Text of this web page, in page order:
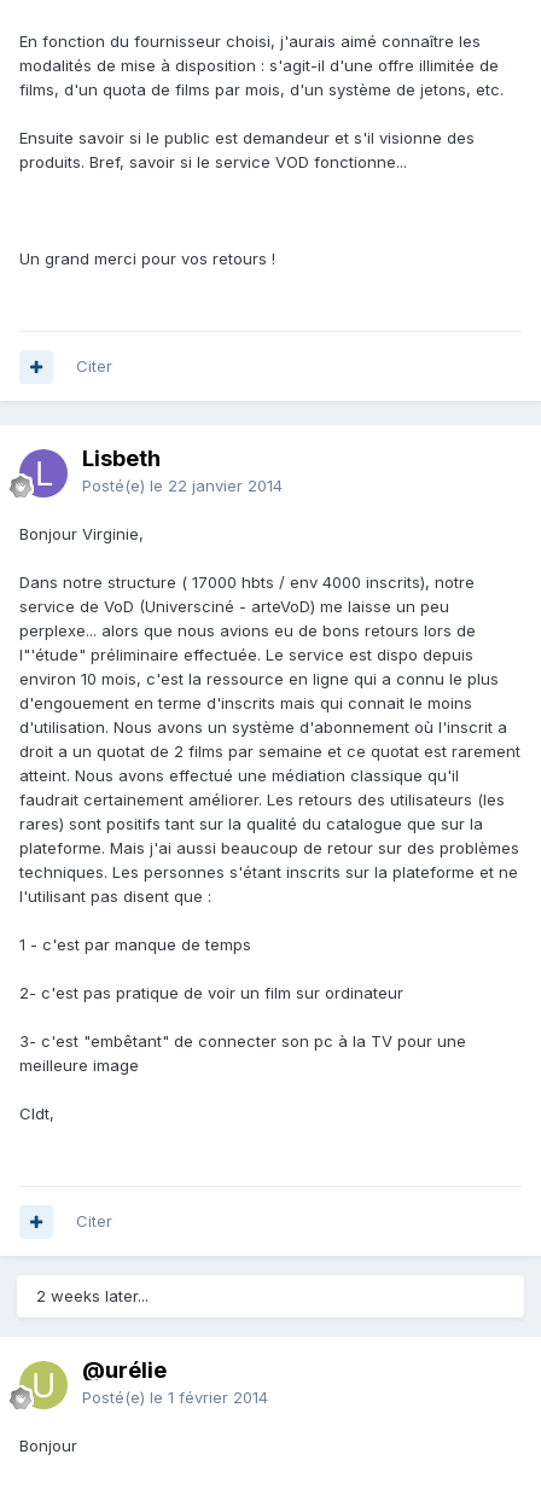
En fonction du fournisseur choisi, j'aurais aimé connaître les
modalités de mise à disposition : s'agit-il d'une offre illimitée de
films, d'un quota de films par mois, d'un système de jetons, etc.
Ensuite savoir si le public est demandeur et s'il visionne des
produits. Bref, savoir si le service VOD fonctionne...
Un grand merci pour vos retours !
Citer
Lisbeth
Posté(e) le 22 janvier 2014
Bonjour Virginie,
Dans notre structure ( 17000 hbts / env 4000 inscrits), notre
service de VoD (Universciné - arteVoD) me laisse un peu
perplexe... alors que nous avions eu de bons retours lors de
l"'étude" préliminaire effectuée. Le service est dispo depuis
environ 10 mois, c'est la ressource en ligne qui a connu le plus
d'engouement en terme d'inscrits mais qui connait le moins
d'utilisation. Nous avons un système d'abonnement où l'inscrit a
droit a un quotat de 2 films par semaine et ce quotat est rarement
atteint. Nous avons effectué une médiation classique qu'il
faudrait certainement améliorer. Les retours des utilisateurs (les
rares) sont positifs tant sur la qualité du catalogue que sur la
plateforme. Mais j'ai aussi beaucoup de retour sur des problèmes
techniques. Les personnes s'étant inscrits sur la plateforme et ne
l'utilisant pas disent que :
1 - c'est par manque de temps
2- c'est pas pratique de voir un film sur ordinateur
3- c'est "embêtant" de connecter son pc à la TV pour une
meilleure image
Cldt,
Citer
2 weeks later...
@urélie
Posté(e) le 1 février 2014
Bonjour